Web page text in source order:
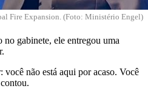
Fire Expansion. (Foto: Ministério Engel)
no gabinete, ele entregou uma
você não está aqui por acaso. Você